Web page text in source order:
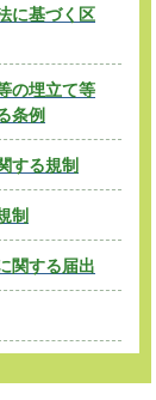
に基づく区
の埋立て等
条例
する規制
制
関する届出